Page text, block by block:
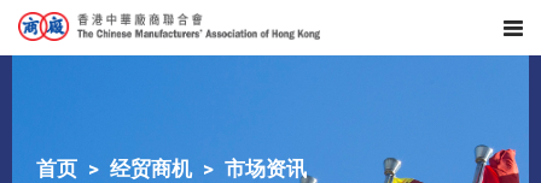
首页 经贸商机 市场资讯